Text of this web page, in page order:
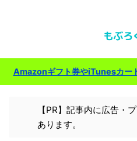
Amazonギフト券やiTunesカー
【PR】記事内に広告・
あります。